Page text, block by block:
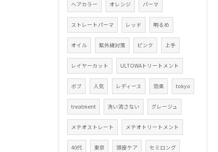
ヘアカラー オレンジ パーマ
ストレートパーマ レッド 明るめ
オイル 紫外線対策 ピンク 上手
レイヤーカット ULTOWAトリートメント
ボブ 人気 レディース 効果 tokyo
treatment 洗い流さない グレージュ
メテオストレート メテオトリートメント
40代 東京 頭皮ケア セミロング